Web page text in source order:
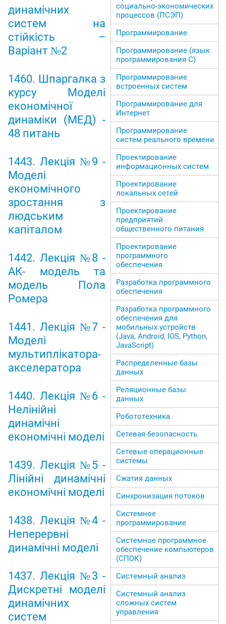
динамічних
систем на
стійкість –
Варіант №2
1460. Шпаргалка з
курсу Моделі
економічної
динаміки (МЕД) -
48 питань
1443. Лекція №9 -
Моделі
економічного
зростання з
людським
капіталом
1442. Лекція №8 -
АК- модель та
модель Пола
Ромера
1441. Лекція №7 -
Моделі
мультиплікатора-
акселератора
1440. Лекція №6 -
Нелінійні
динамічні
економічні моделі
1439. Лекція №5 -
Лінійні динамічні
економічні моделі
1438. Лекція №4 -
Неперервні
динамічні моделі
1437. Лекція №3 -
Дискретні моделі
динамічних
систем
социально-экономических
процессов (ПСЭП)
Программирование
Программирование (язык
программирования С)
Программирование
встроенных систем
Программирование для
Интернет
Программирование
систем реального времени
Проектирование
информационных систем
Проектирование
локальных сетей
Проектирование
предприятий
общественного питания
Проектирование
программного
обеспечения
Разработка программного
обеспечения
Разработка программного
обеспечения для
мобильных устройств
(Java, Android, IOS, Python,
JavaScript)
Распределенные базы
данных
Реляционные базы
данных
Робототехника
Сетевая безопасность
Сетевые операционные
системы
Сжатия данных
Синхронизация потоков
Системное
программирование
Системное программное
обеспечение компьютеров
(СПОК)
Системный анализ
Системный анализ
сложных систем
управления